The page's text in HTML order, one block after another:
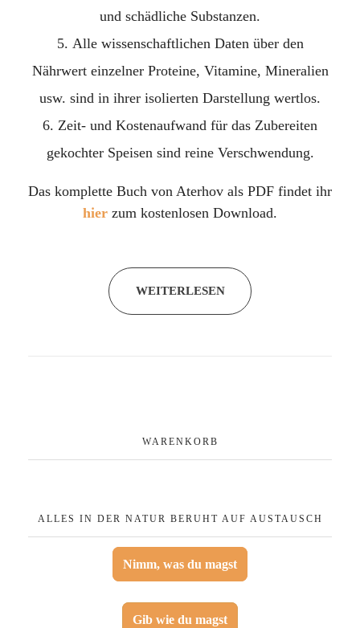
und schädliche Substanzen.
Alle wissenschaftlichen Daten über den
Nährwert einzelner Proteine, Vitamine, Mineralien
usw. sind in ihrer isolierten Darstellung wertlos.
Zeit- und Kostenaufwand für das Zubereiten
gekochter Speisen sind reine Verschwendung.
Das komplette Buch von Aterhov als PDF findet ihr
hier zum kostenlosen Download.
WEITERLESEN
WARENKORB
ALLES IN DER NATUR BERUHT AUF AUSTAUSCH
Nimm, was du magst
Gib wie du magst